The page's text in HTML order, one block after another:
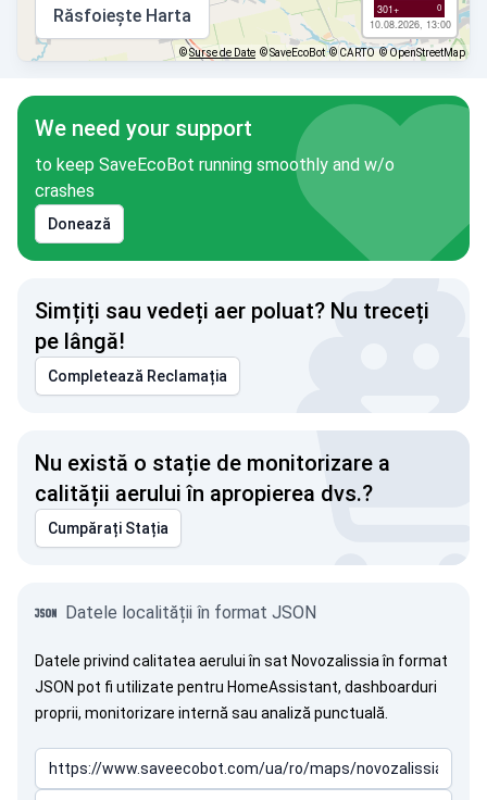
301+ 0
10.08.2026, 13:00
Răsfoiește Harta
©Surse de Date © SaveEcoBot © CARTO © OpenStreetMap
We need your support
to keep SaveEcoBot running smoothly and w/o
crashes
Donează
Simțiți sau vedeți aer poluat? Nu treceți
pe lângă!
Completează Reclamația
Nu există o stație de monitorizare a
calității aerului în apropierea dvs.?
Cumpărați Stația
Datele localității în format JSON
Datele privind calitatea aerului în sat Novozalissia în format
JSON pot fi utilizate pentru HomeAssistant, dashboarduri
proprii, monitorizare internă sau analiză punctuală.